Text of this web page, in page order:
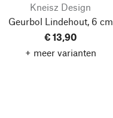
Kneisz Design
Geurbol Lindehout, 6 cm
€ 13,90
+ meer varianten